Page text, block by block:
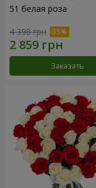
51 белая роза
4 398 грн
Заказать